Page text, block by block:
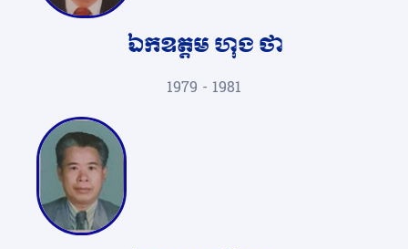
ឯកឧត្តម ហុង ថា
1979 - 1981